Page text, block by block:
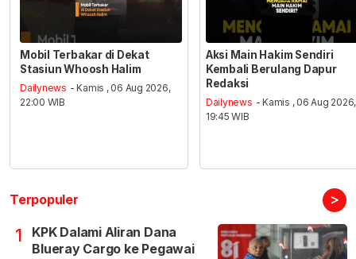
Mobil Terbakar di Dekat
Stasiun Whoosh Halim
Dailynews - Kamis , 06 Aug 2026,
22:00 WIB
Aksi Main Hakim Sendiri
Kembali Berulang Dapur
Redaksi
Dailynews - Kamis , 06 Aug 2026,
19:45 WIB
Terpopuler >
1
KPK Dalami Aliran Dana
Blueray Cargo ke Pegawai